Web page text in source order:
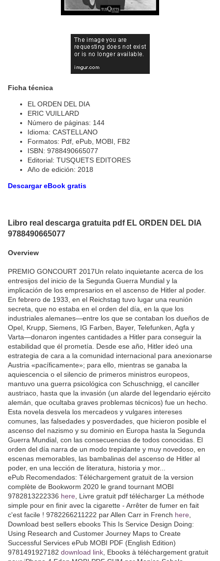
Ficha técnica
EL ORDEN DEL DIA
ERIC VUILLARD
Número de páginas: 144
Idioma: CASTELLANO
Formatos: Pdf, ePub, MOBI, FB2
ISBN: 9788490665077
Editorial: TUSQUETS EDITORES
Año de edición: 2018
Descargar eBook gratis
Libro real descarga gratuita pdf EL ORDEN DEL DIA
9788490665077
Overview
PREMIO GONCOURT 2017Un relato inquietante acerca de los
entresijos del inicio de la Segunda Guerra Mundial y la
implicación de los empresarios en el ascenso de Hitler al poder.
En febrero de 1933, en el Reichstag tuvo lugar una reunión
secreta, que no estaba en el orden del día, en la que los
industriales alemanes—entre los que se contaban los dueños de
Opel, Krupp, Siemens, IG Farben, Bayer, Telefunken, Agfa y
Varta—donaron ingentes cantidades a Hitler para conseguir la
estabilidad que él prometía. Desde ese año, Hitler ideó una
estrategia de cara a la comunidad internacional para anexionarse
Austria «pacíficamente»; para ello, mientras se ganaba la
aquiescencia o el silencio de primeros ministros europeos,
mantuvo una guerra psicológica con Schuschnigg, el canciller
austriaco, hasta que la invasión (un alarde del legendario ejército
alemán, que ocultaba graves problemas técnicos) fue un hecho.
Esta novela desvela los mercadeos y vulgares intereses
comunes, las falsedades y posverdades, que hicieron posible el
ascenso del nazismo y su dominio en Europa hasta la Segunda
Guerra Mundial, con las consecuencias de todos conocidas. El
orden del día narra de un modo trepidante y muy novedoso, en
escenas memorables, las bambalinas del ascenso de Hitler al
poder, en una lección de literatura, historia y mor...
ePub Recomendados: Téléchargement gratuit de la version
complète de Bookworm 2020 le grand tournant MOBI
9782813222336 here , Livre gratuit pdf télécharger La méthode
simple pour en finir avec la cigarette - Arrêter de fumer en fait
c'est facile ! 9782266211222 par Allen Carr in French here
Download best sellers ebooks This Is Service Design Doing:
Using Research and Customer Journey Maps to Create
Successful Services ePub MOBI PDF (English Edition)
9781491927182 download link , Ebooks à téléchargement gratuit